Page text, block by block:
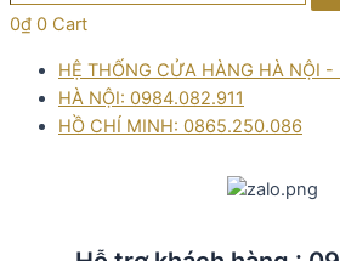
kiếm
…
0₫ 0 Cart
HỆ THỐNG CỬA HÀNG HÀ NỘI -
HÀ NỘI: 0984.082.911
HỒ CHÍ MINH: 0865.250.086